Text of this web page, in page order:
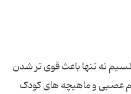
نه تنها باعث قوی تر شدن
عصبی و ماهیچه های کودک